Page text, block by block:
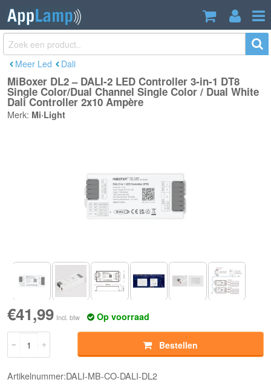
MiBoxer DL2 – DALI-2 LED Controller 3-
in-1 DT8 Single Color/Dual Channel
Single Color / Dual White Dali Controller
2x10 Ampère
€41,99
Meer Led Dali
MiBoxer DL2 – DALI-2 LED Controller 3-in-1 DT8
Single Color/Dual Channel Single Color / Dual White
Dali Controller 2x10 Ampère
Merk: Mi·Light
€41,99 Incl. btw Op voorraad
Bestellen
Artikelnummer:DALI-MB-CO-DALI-DL2